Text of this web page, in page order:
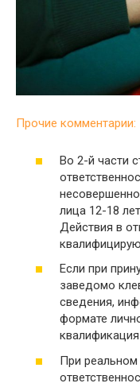
Прочие комментарии:
Во 2-й части
лица 12-18
Действия в
Если при
заведомо
сведения,
формате
квалификация
При